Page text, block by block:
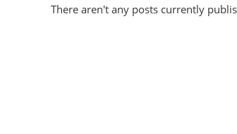
There aren't any posts currently